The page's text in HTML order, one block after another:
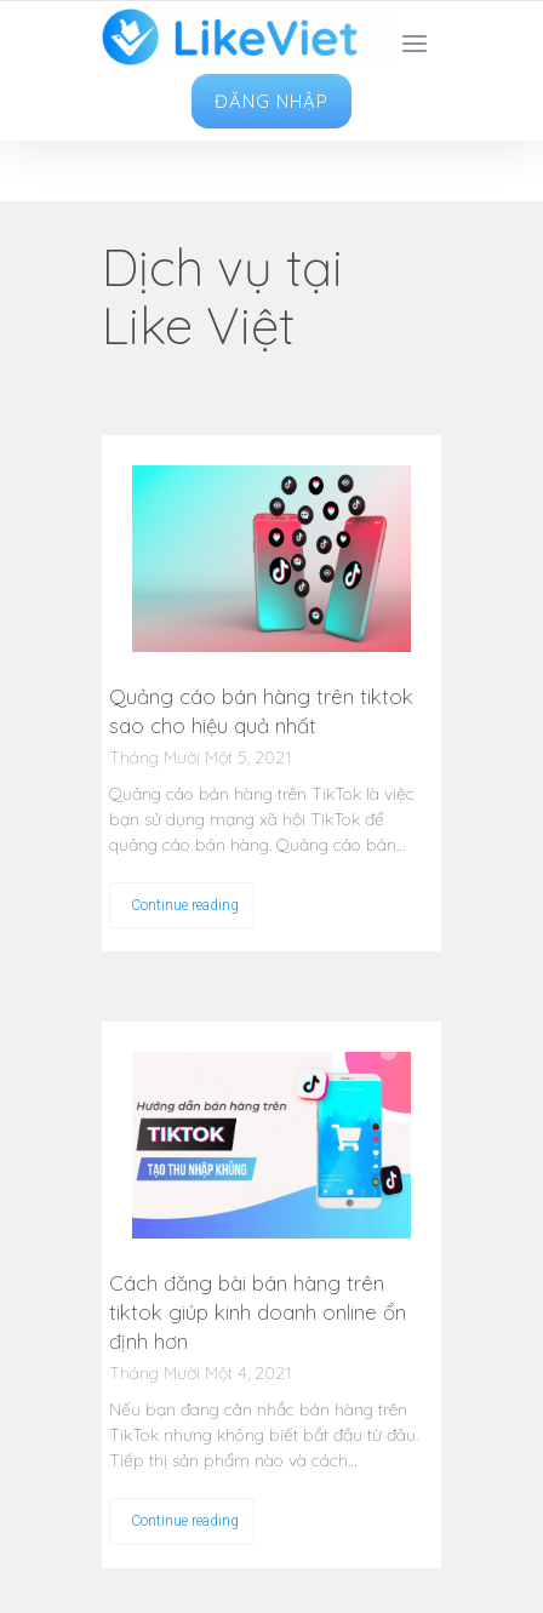
TOP 1 ỨNG DỤNG TĂNG LIKE HAY NHẤT VIỆT
NAM
ĐĂNG NHẬP
Dịch vụ tại
Like Việt
Quảng cáo bán hàng trên tiktok
sao cho hiệu quả nhất
Tháng Mười Một 5, 2021
Quảng cáo bán hàng trên TikTok là việc
bạn sử dụng mạng xã hội TikTok để
quảng cáo bán hàng. Quảng cáo bán…
Continue reading
Cách đăng bài bán hàng trên
tiktok giúp kinh doanh online ổn
định hơn
Tháng Mười Một 4, 2021
Nếu bạn đang cân nhắc bán hàng trên
TikTok nhưng không biết bắt đầu từ đâu.
Tiếp thị sản phẩm nào và cách…
Continue reading